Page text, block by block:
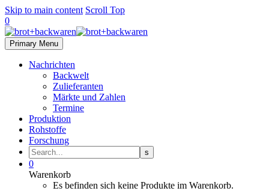
Skip to main content Scroll Top
0
Primary Menu
Nachrichten
Backwelt
Zulieferanten
Märkte und Zahlen
Termine
Produktion
Rohstoffe
Forschung
0
Warenkorb
Es befinden sich keine Produkte im Warenkorb.